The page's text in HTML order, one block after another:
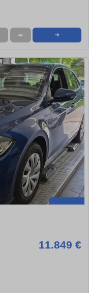
➦ ➜
11.849 €